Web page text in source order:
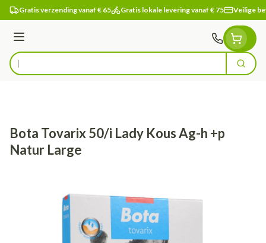
Ga naar de inhoud
Gratis verzending vanaf € 65 Gratis lokale levering vanaf € 75 Veilige
Menu
Product, merk, categorie... Zoek
Bota Tovarix 50/i Lady Kous Ag-h +p
Natur Large